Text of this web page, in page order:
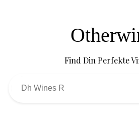
Find Din Perfekte